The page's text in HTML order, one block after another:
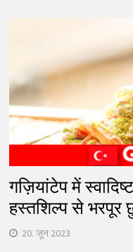
गज़ियांटेप में
हस्तशिल्प से भरपूर
20. जून 2023